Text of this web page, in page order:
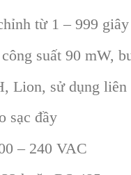
từ 1 – 999 giây
suất 90 mW,
Lion, sử dụng
sạc đầy
– 240 VAC